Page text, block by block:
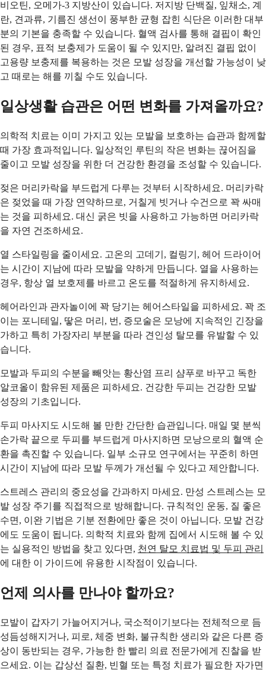
비오틴, 오메가-3 지방산이 있습니다. 저지방 단백질, 잎채소, 계
란, 견과류, 기름진 생선이 풍부한 균형 잡힌 식단은 이러한 대부
분의 기본을 충족할 수 있습니다. 혈액 검사를 통해 결핍이 확인
된 경우, 표적 보충제가 도움이 될 수 있지만, 알려진 결핍 없이
고용량 보충제를 복용하는 것은 모발 성장을 개선할 가능성이 낮
고 때로는 해를 끼칠 수도 있습니다.
일상생활 습관은 어떤 변화를 가져올까요?
의학적 치료는 이미 가지고 있는 모발을 보호하는 습관과 함께할
때 가장 효과적입니다. 일상적인 루틴의 작은 변화는 끊어짐을
줄이고 모발 성장을 위한 더 건강한 환경을 조성할 수 있습니다.
젖은 머리카락을 부드럽게 다루는 것부터 시작하세요. 머리카락
은 젖었을 때 가장 연약하므로, 거칠게 빗거나 수건으로 꽉 싸매
는 것을 피하세요. 대신 굵은 빗을 사용하고 가능하면 머리카락
을 자연 건조하세요.
열 스타일링을 줄이세요. 고온의 고데기, 컬링기, 헤어 드라이어
는 시간이 지남에 따라 모발을 약하게 만듭니다. 열을 사용하는
경우, 항상 열 보호제를 바르고 온도를 적절하게 유지하세요.
헤어라인과 관자놀이에 꽉 당기는 헤어스타일을 피하세요. 꽉 조
이는 포니테일, 땋은 머리, 번, 증모술은 모낭에 지속적인 긴장을
가하고 특히 가장자리 부분을 따라 견인성 탈모를 유발할 수 있
습니다.
모발과 두피의 수분을 빼앗는 황산염 프리 샴푸로 바꾸고 독한
알코올이 함유된 제품은 피하세요. 건강한 두피는 건강한 모발
성장의 기초입니다.
두피 마사지도 시도해 볼 만한 간단한 습관입니다. 매일 몇 분씩
손가락 끝으로 두피를 부드럽게 마사지하면 모낭으로의 혈액 순
환을 촉진할 수 있습니다. 일부 소규모 연구에서는 꾸준히 하면
시간이 지남에 따라 모발 두께가 개선될 수 있다고 제안합니다.
스트레스 관리의 중요성을 간과하지 마세요. 만성 스트레스는 모
발 성장 주기를 직접적으로 방해합니다. 규칙적인 운동, 질 좋은
수면, 이완 기법은 기분 전환에만 좋은 것이 아닙니다. 모발 건강
에도 도움이 됩니다. 의학적 치료와 함께 집에서 시도해 볼 수 있
는 실용적인 방법을 찾고 있다면, 천연 탈모 치료법 및 두피 관리
에 대한 이 가이드에 유용한 시작점이 있습니다.
언제 의사를 만나야 할까요?
모발이 갑자기 가늘어지거나, 국소적이기보다는 전체적으로 듬
성듬성해지거나, 피로, 체중 변화, 불규칙한 생리와 같은 다른 증
상이 동반되는 경우, 가능한 한 빨리 의료 전문가에게 진찰을 받
으세요. 이는 갑상선 질환, 빈혈 또는 특정 치료가 필요한 자가면